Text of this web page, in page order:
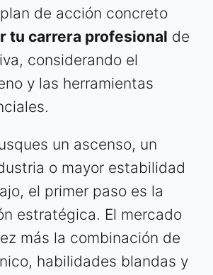
de acción concreto
tu carrera profesional de
considerando el
y las herramientas
un ascenso, un
o mayor estabilidad
el primer paso es la
estratégica. El mercado
más la combinación de
habilidades blandas y